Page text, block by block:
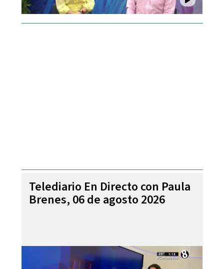
Telediario En Directo con Paula
Brenes, 06 de agosto 2026